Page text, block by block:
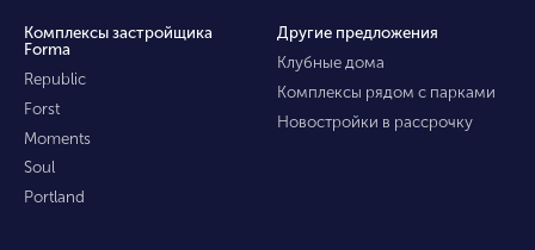
Комплексы застройщика
Forma
Republic
Forst
Moments
Soul
Portland
Другие предложения
Клубные дома
Комплексы рядом с парками
Новостройки в рассрочку